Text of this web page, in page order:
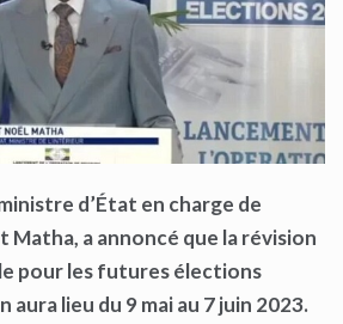
d’État en charge de
Matha, a annoncé que la révision
pour les futures élections
aura lieu du 9 mai au 7 juin 2023.